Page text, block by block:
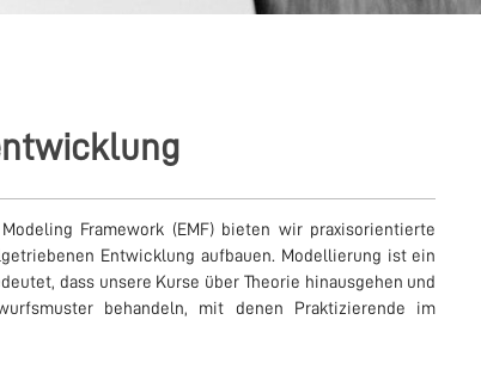
Framework (EMF) bieten wir praxisorientierte
Entwicklung aufbauen. Modellierung ist ein
dass unsere Kurse über Theorie hinausgehen und
behandeln, mit denen Praktizierende im